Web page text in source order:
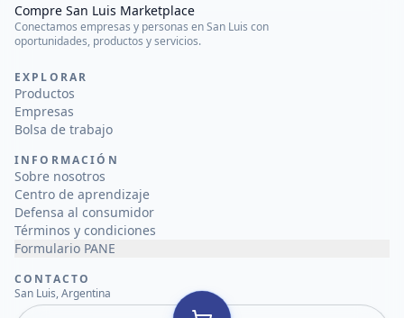
Compre San Luis Marketplace
Conectamos empresas y personas en San Luis con
oportunidades, productos y servicios.
EXPLORAR
Productos
Empresas
Bolsa de trabajo
INFORMACIÓN
Sobre nosotros
Centro de aprendizaje
Defensa al consumidor
Términos y condiciones
Formulario PANE
CONTACTO
San Luis, Argentina